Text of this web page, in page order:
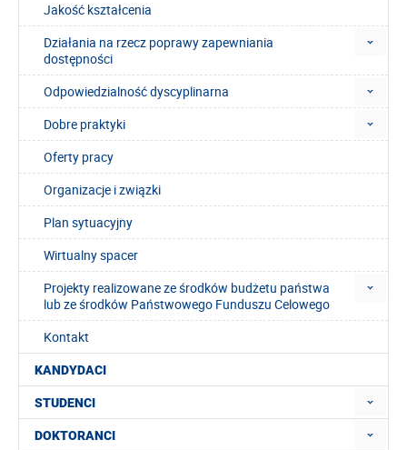
Jakość kształcenia
Działania na rzecz poprawy zapewniania
dostępności
Odpowiedzialność dyscyplinarna
Dobre praktyki
Oferty pracy
Organizacje i związki
Plan sytuacyjny
Wirtualny spacer
Projekty realizowane ze środków budżetu państwa
lub ze środków Państwowego Funduszu Celowego
Kontakt
KANDYDACI
STUDENCI
DOKTORANCI